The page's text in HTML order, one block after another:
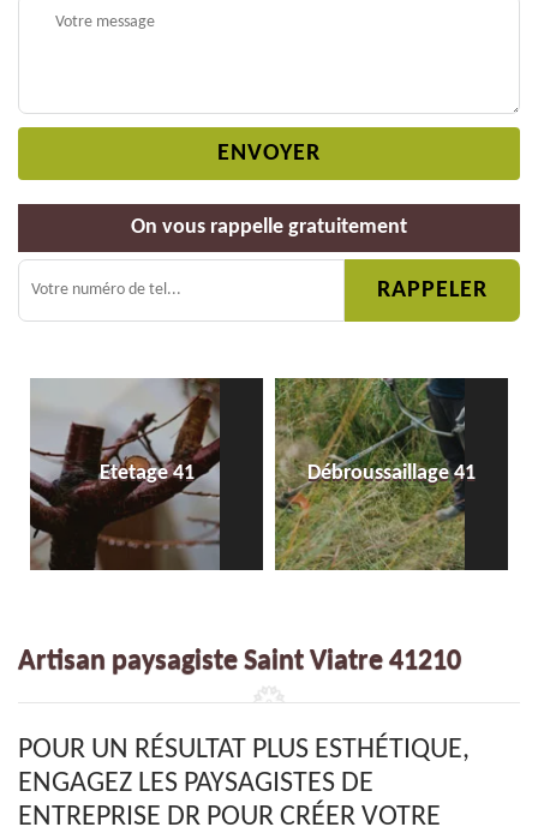
On vous rappelle gratuitement
Etetage 41 Débroussaillage 41
Artisan paysagiste Saint Viatre 41210
POUR UN RÉSULTAT PLUS ESTHÉTIQUE,
ENGAGEZ LES PAYSAGISTES DE
ENTREPRISE DR POUR CRÉER VOTRE